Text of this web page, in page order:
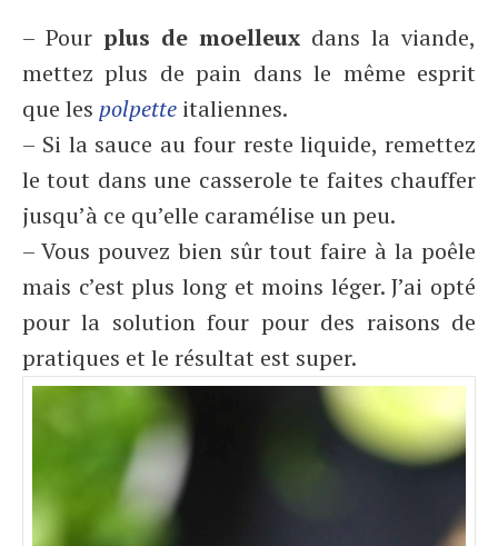
– Pour plus de moelleux dans la viande,
mettez plus de pain dans le même esprit
que les polpette italiennes.
– Si la sauce au four reste liquide, remettez
le tout dans une casserole te faites chauffer
jusqu’à ce qu’elle caramélise un peu.
– Vous pouvez bien sûr tout faire à la poêle
mais c’est plus long et moins léger. J’ai opté
pour la solution four pour des raisons de
pratiques et le résultat est super.